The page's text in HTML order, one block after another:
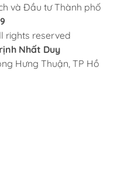
và Đầu tư Thành phố
rights reserved
Nhất Duy
Hưng Thuận, TP Hồ